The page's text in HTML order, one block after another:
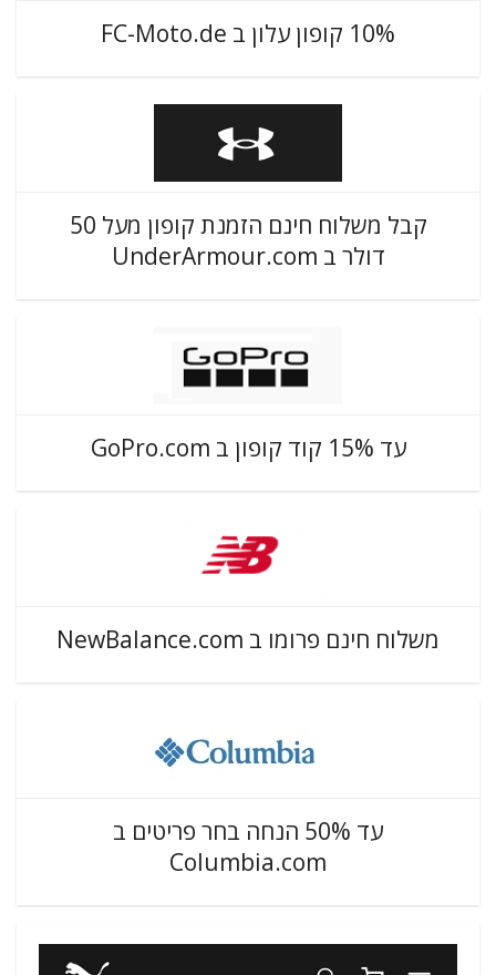
10% קופון עלון ב FC-Moto.de
קבל משלוח חינם הזמנת קופון מעל 50
דולר ב UnderArmour.com
עד 15% קוד קופון ב GoPro.com
משלוח חינם פרומו ב NewBalance.com
עד 50% הנחה בחר פריטים ב
Columbia.com